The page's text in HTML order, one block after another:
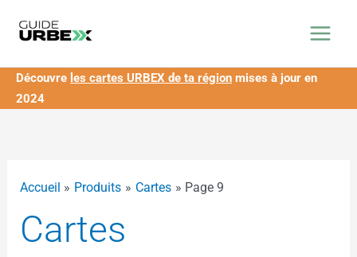
principal
Découvre les cartes URBEX de ta région mises à jour en
2024
Accueil Produits Cartes Page 9
Cartes